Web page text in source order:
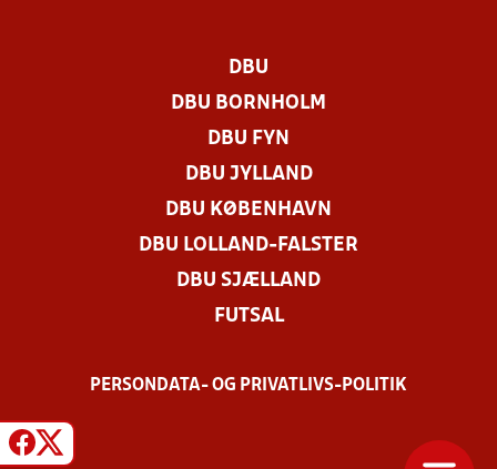
DBU
DBU BORNHOLM
DBU FYN
DBU JYLLAND
DBU KØBENHAVN
DBU LOLLAND-FALSTER
DBU SJÆLLAND
FUTSAL
PERSONDATA- OG PRIVATLIVS-POLITIK